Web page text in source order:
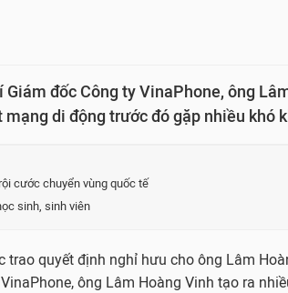
Giám đốc Công ty VinaPhone, ông
di động trước đó gặp nhiều khó
cước chuyển vùng quốc tế
sinh, sinh viên
quyết định nghỉ hưu cho ông Lâm
ông Lâm Hoàng Vinh tạo ra